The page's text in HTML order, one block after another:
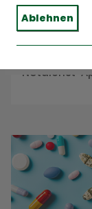
Ablehnen
Notdienst-